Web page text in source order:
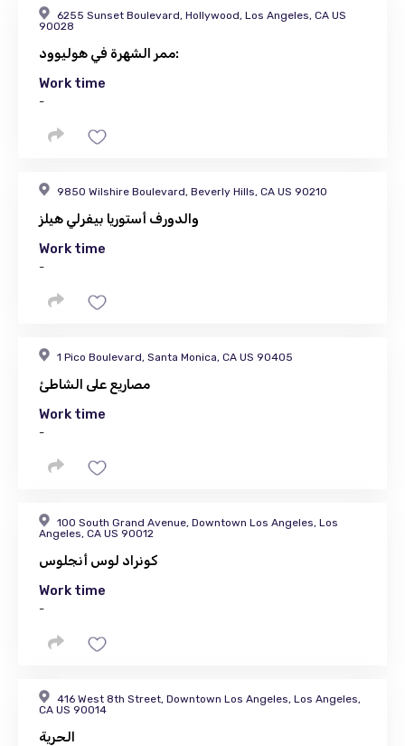
6255 Sunset Boulevard, Hollywood, Los Angeles, CA US
90028
ممر الشهرة في هوليوود:
Work time
-
9850 Wilshire Boulevard, Beverly Hills, CA US 90210
والدورف أستوريا بيفرلي هيلز
Work time
-
1 Pico Boulevard, Santa Monica, CA US 90405
مصاريع على الشاطئ
Work time
-
100 South Grand Avenue, Downtown Los Angeles, Los
Angeles, CA US 90012
كونراد لوس أنجلوس
Work time
-
416 West 8th Street, Downtown Los Angeles, Los Angeles,
CA US 90014
الحرية